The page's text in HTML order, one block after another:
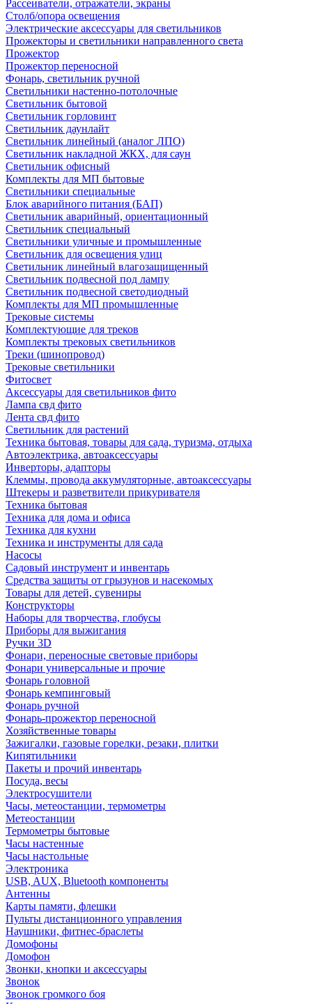
Рассеиватели, отражатели, экраны
Столб/опора освещения
Электрические аксессуары для светильников
Прожекторы и светильники направленного света
Прожектор
Прожектор переносной
Фонарь, светильник ручной
Светильники настенно-потолочные
Светильник бытовой
Светильник горловинт
Светильник даунлайт
Светильник линейный (аналог ЛПО)
Светильник накладной ЖКХ, для саун
Светильник офисный
Комплекты для МП бытовые
Светильники специальные
Блок аварийного питания (БАП)
Светильник аварийный, ориентационный
Светильник специальный
Светильники уличные и промышленные
Светильник для освещения улиц
Светильник линейный влагозащищенный
Светильник подвесной под лампу
Светильник подвесной светодиодный
Комплекты для МП промышленные
Трековые системы
Комплектующие для треков
Комплекты трековых светильников
Треки (шинопровод)
Трековые светильники
Фитосвет
Аксессуары для светильников фито
Лампа свд фито
Лента свд фито
Светильник для растений
Техника бытовая, товары для сада, туризма, отдыха
Автоэлектрика, автоаксессуары
Инверторы, адапторы
Клеммы, провода аккумуляторные, автоаксессуары
Штекеры и разветвители прикуривателя
Техника бытовая
Техника для дома и офиса
Техника для кухни
Техника и инструменты для сада
Насосы
Садовый инструмент и инвентарь
Средства защиты от грызунов и насекомых
Товары для детей, сувениры
Конструкторы
Наборы для творчества, глобусы
Приборы для выжигания
Ручки 3D
Фонари, переносные световые приборы
Фонари универсальные и прочие
Фонарь головной
Фонарь кемпинговый
Фонарь ручной
Фонарь-прожектор переносной
Хозяйственные товары
Зажигалки, газовые горелки, резаки, плитки
Кипятильники
Пакеты и прочий инвентарь
Посуда, весы
Электросушители
Часы, метеостанции, термометры
Метеостанции
Термометры бытовые
Часы настенные
Часы настольные
Электроника
USB, AUX, Bluetooth компоненты
Антенны
Карты памяти, флешки
Пульты дистанционного управления
Наушники, фитнес-браслеты
Домофоны
Домофон
Звонки, кнопки и аксессуары
Звонок
Звонок громкого боя